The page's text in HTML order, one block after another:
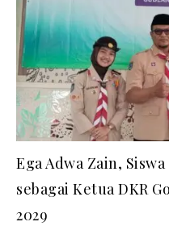
Ega Adwa Zain,
sebagai Ketua DKR
2029